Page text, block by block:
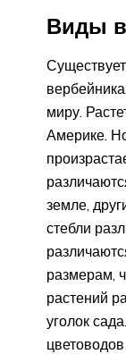
Виды
миру.
Америке.
земле,
стебли
размерам,
растений
уголок